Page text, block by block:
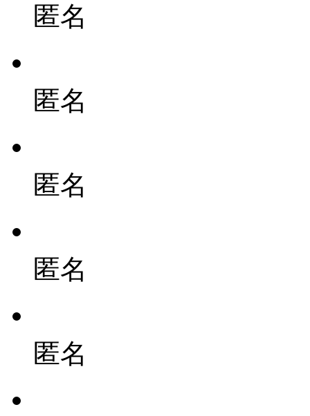
匿名
匿名
匿名
匿名
匿名